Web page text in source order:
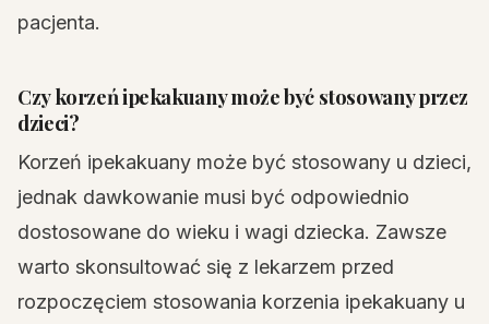
pacjenta.
Czy korzeń ipekakuany może być stosowany przez
dzieci?
Korzeń ipekakuany może być stosowany u dzieci,
jednak dawkowanie musi być odpowiednio
dostosowane do wieku i wagi dziecka. Zawsze
warto skonsultować się z lekarzem przed
rozpoczęciem stosowania korzenia ipekakuany u